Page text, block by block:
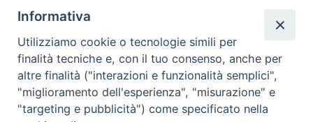
Tel 0831.521958
Fax 0831.528315
Orari Curia
Mar. / Mer. / Giov. ore 9 - 13
Informativa
Utilizziamo cookie o tecnologie simili per
finalità tecniche e, con il tuo consenso, anche per
altre finalità ("interazioni e funzionalità semplici",
"miglioramento dell'esperienza", "misurazione" e
"targeting e pubblicità") come specificato nella